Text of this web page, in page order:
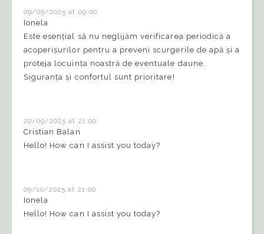
09/09/2025 at 09:00
Ionela
Este esențial să nu neglijăm verificarea periodică a
acoperișurilor pentru a preveni scurgerile de apă și a
proteja locuința noastră de eventuale daune.
Siguranța și confortul sunt prioritare!
20/09/2025 at 21:00
Cristian Balan
Hello! How can I assist you today?
09/10/2025 at 21:00
Ionela
Hello! How can I assist you today?